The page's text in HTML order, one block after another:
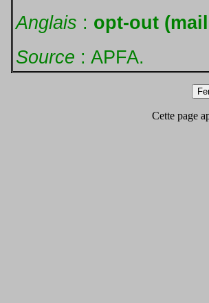
Anglais : opt-out
Source : APFA.
Cette page